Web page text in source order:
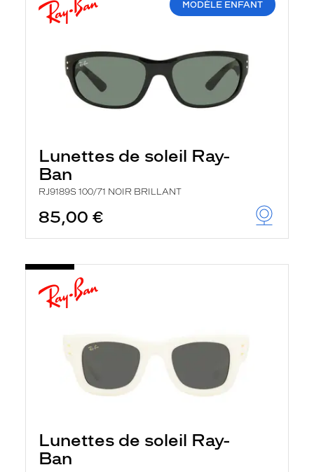
MODÈLE ENFANT
Lunettes de soleil Ray-
Ban
RJ9189S 100/71 NOIR BRILLANT
85,00 €
Lunettes de soleil Ray-
Ban